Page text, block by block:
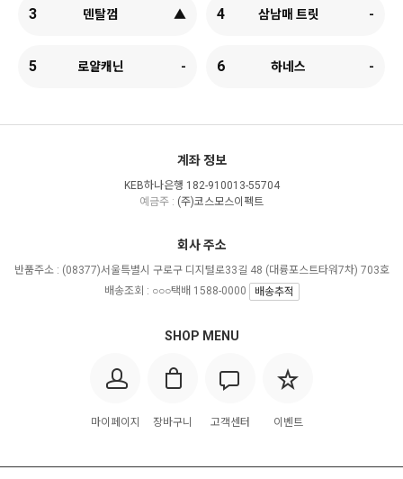
3 덴탈껌 ▲ 4 삼남매 트릿 -
5 로얄캐닌 - 6 하네스 -
계좌 정보
KEB하나은행 182-910013-55704
예금주 : (주)코스모스이펙트
SHOP MENU
마이페이지 장바구니 고객센터 이벤트
회사 주소
반품주소 : (08377)서울특별시 구로구 디지털로33길 48 (대륭포스트타워7차) 703호
배송조회 : ○○○택배 1588-0000
배송추적